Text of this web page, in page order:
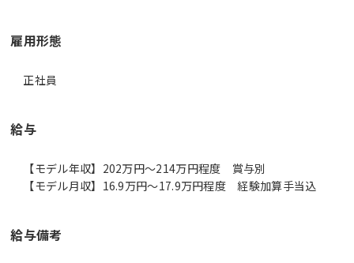
雇用形態
正社員
給与
【モデル年収】202万円〜214万円程度 賞与別
【モデル月収】16.9万円〜17.9万円程度 経験加算手当込
給与備考